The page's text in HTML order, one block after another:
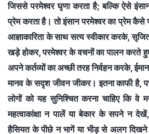
जिससे परमेश्वर घृणा करता है; बल्कि ऐसे
प्रेम करता है। तो इंसान परमेश्वर का प्रेम कैसे
आज्ञाकारिता के साथ सत्य स्वीकार करके,
खड़े होकर, परमेश्वर के वचनों का पालन करते
अपने कर्तव्यों का अच्छी तरह निर्वहन करके,
मानव के सदृश जीवन जीकर। इतना काफी है,
लोगों को यह सुनिश्चित करना चाहिए कि वे
महत्वाकांक्षा न पालें या बेकार के सपने न
हैसियत के पीछे न भागें या भीड़ से अलग